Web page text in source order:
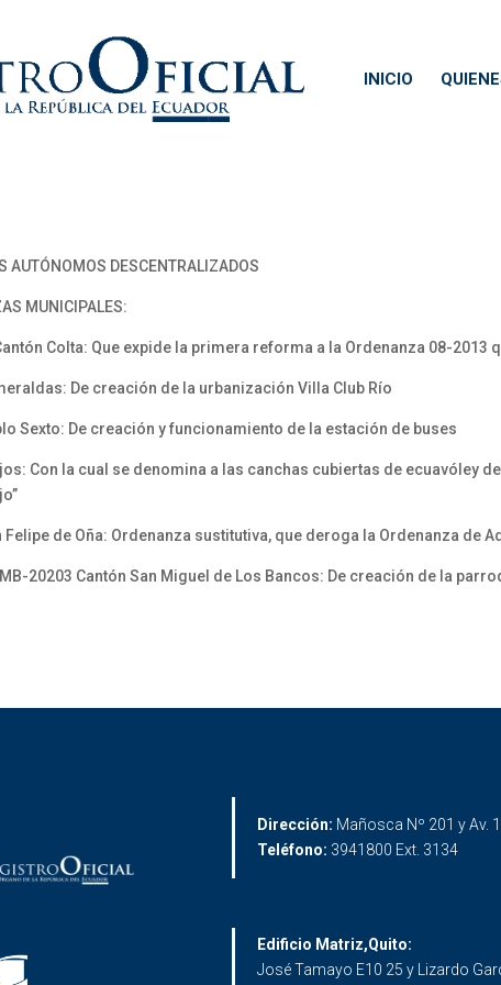
INICIO
AUTÓNOMOS DESCENTRALIZADOS
MUNICIPALES:
Colta: Que expide la primera reforma a la Ordenanza 08-
De creación de la urbanización Villa Club Río
Sexto: De creación y funcionamiento de la estación de buses
Con la cual se denomina a las canchas cubiertas de ecuavóley
Felipe de Oña: Ordenanza sustitutiva, que deroga la Ordenanza de
20203 Cantón San Miguel de Los Bancos: De creación de la
Dirección: Mañosca Nº 201 y Av.
Teléfono: 3941800 Ext. 3134
Edificio Matriz,Quito:
José Tamayo E10 25 y Lizardo